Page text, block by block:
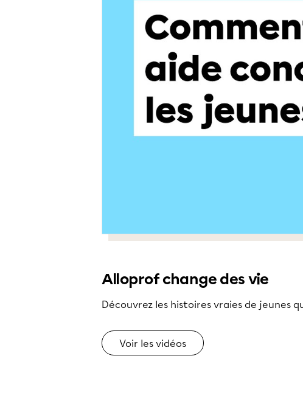
Alloprof change des vie
Découvrez les histoires vraies de jeunes
Voir les vidéos